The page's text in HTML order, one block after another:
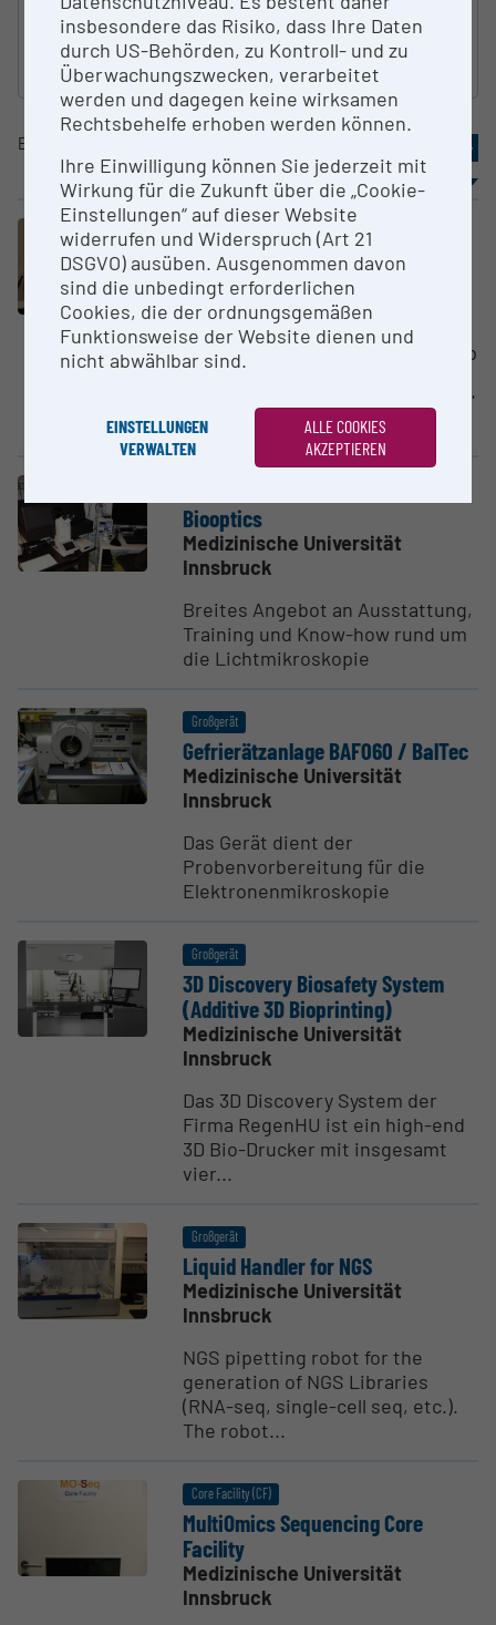
Suche zurücksetzen
Eintrag
Sortierung Ergebnisse / Seite
Großgerät
Luxendo Licht­blatt­mi­kroskop
Medizinische Universität
Innsbruck
Das Lichtblatt Mikroskop vom Typ
MuVi SPIM ermöglicht es, zur
Fluoreszenzanalyse "Lichtblätter"
anstelle von durch...
Biooptics
Medizinische Universität
Innsbruck
Breites Angebot an Ausstattung,
Training und Know-how rund um
die Lichtmikroskopie
Großgerät
Gefrie­rätz­anlage BAF060 / BalTec
Medizinische Universität
Innsbruck
Das Gerät dient der
Probenvorbereitung für die
Elektronenmikroskopie
Großgerät
3D Discovery Biosafety System
(Additive 3D Bioprinting)
Medizinische Universität
Innsbruck
Das 3D Discovery System der
Firma RegenHU ist ein high-end
3D Bio-Drucker mit insgesamt
vier...
Großgerät
Liquid Handler for NGS
Medizinische Universität
Innsbruck
NGS pipetting robot for the
generation of NGS Libraries
(RNA-seq, single-cell seq, etc.).
The robot...
Core Facility (CF)
MultiOmics Sequencing Core
Facility
Medizinische Universität
Innsbruck
insbesondere das Risiko, dass Ihre Daten
durch US-Behörden, zu Kontroll- und zu
Überwachungszwecken, verarbeitet
werden und dagegen keine wirksamen
Rechtsbehelfe erhoben werden können.
Ihre Einwilligung können Sie jederzeit mit
Wirkung für die Zukunft über die „Cookie-
Einstellungen“ auf dieser Website
widerrufen und Widerspruch (Art 21
DSGVO) ausüben. Ausgenommen davon
sind die unbedingt erforderlichen
Cookies, die der ordnungsgemäßen
Funktionsweise der Website dienen und
nicht abwählbar sind.
EINSTELLUNGEN
VERWALTEN
ALLE COOKIES
AKZEPTIEREN